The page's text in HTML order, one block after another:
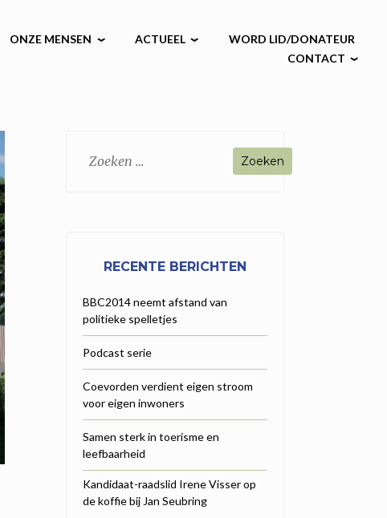
ONZE MENSEN ACTUEEL
WORD LID/DONATEUR
CONTACT
Zoeken
RECENTE BERICHTEN
BBC2014 neemt afstand van
politieke spelletjes
Podcast serie
Coevorden verdient eigen stroom
voor eigen inwoners
Samen sterk in toerisme en
leefbaarheid
Kandidaat-raadslid Irene Visser op
de koffie bij Jan Seubring